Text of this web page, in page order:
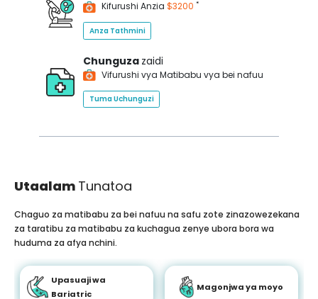
Kifurushi Anzia $3200 *
Anza Tathmini
Chunguza zaidi
Vifurushi vya Matibabu vya bei nafuu
Tuma Uchunguzi
Utaalam Tunatoa
Chaguo za matibabu za bei nafuu na safu zote zinazowezekana
za taratibu za matibabu za kuchagua zenye ubora bora wa
huduma za afya nchini.
Upasuaji wa
Bariatric
Magonjwa ya moyo